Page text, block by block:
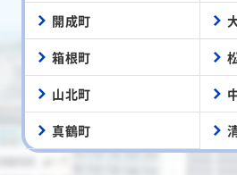
開成町
箱根町
山北町
真鶴町